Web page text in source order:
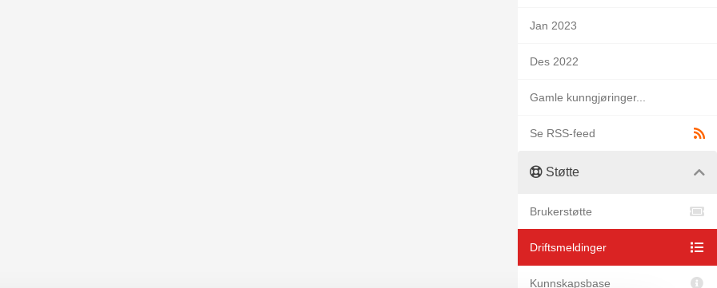
Jan 2023
Des 2022
Gamle kunngjøringer...
Se RSS-feed
Støtte
Brukerstøtte
Driftsmeldinger
Kunnskapsbase